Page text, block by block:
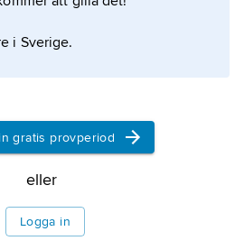
i Sverige.
gratis provperiod
eller
Logga in